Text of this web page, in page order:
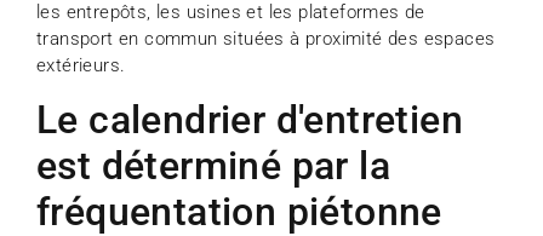
les entrepôts, les usines et les plateformes de
transport en commun situées à proximité des espaces
extérieurs.
Le calendrier d'entretien
est déterminé par la
fréquentation piétonne